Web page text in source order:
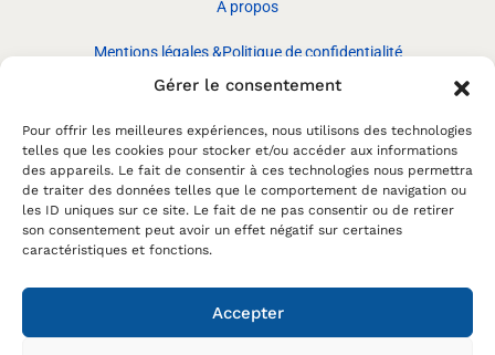
Gérer le consentement
Pour offrir les meilleures expériences, nous utilisons des technologies
telles que les cookies pour stocker et/ou accéder aux informations
des appareils. Le fait de consentir à ces technologies nous permettra
de traiter des données telles que le comportement de navigation ou
les ID uniques sur ce site. Le fait de ne pas consentir ou de retirer
son consentement peut avoir un effet négatif sur certaines
caractéristiques et fonctions.
Accepter
À propos
Mentions légales &Politique de confidentialité
sociaux
CONTACTEZ-
NOUS
©Immo du Cap – Made with love byMarine